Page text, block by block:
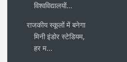
विश्वविद्यालयों...
राजकीय स्कूलों में बनेगा
मिनी इंडोर स्टेडियम,
हर म...